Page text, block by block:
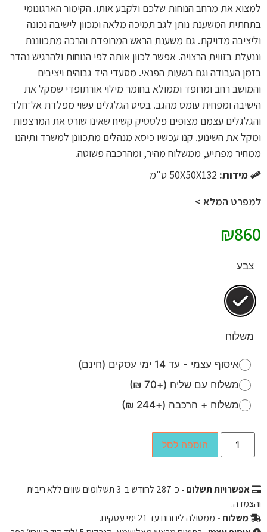
למצוא את מרחב הנוחות שלכם ולקבע אותו. הקימור הארגונומי
בתחתית המשענת נותן לגב תמיכה מלאה ומכוון לישיבה נכונה
וליציבה מדויקת. גם משענת הראש המרופדת והרכה מתכווננת
וננעלת בזווית הרצויה. אפשר לכוון אותה לפי הנוחות ולהרגיש נהדר
בזמן העבודה וגם בשעות הפנאי. מסעדי היד גבוהים ויציבים
והמושב רחב ומרופד וממולא בחומר מילוי אורתופדי שמקל את
הישיבה ומפחית עומס מהגב. בסיס הגלגלים עשוי מפלדת אל־חלד
והגלגלים עצמם מצופים פלסטיק קשיח שאינו שורט את המרצפות
ומקל את השינוע. קנו עכשיו כיסא מנהלים מתכוונן למשרד ותיהנו
ממחיר מפתיע, ממשלוח מהיר, ומהרכבה פשוטה.
מידות: 50X50X132 ס"מ
למפרט המלא >
₪860
צבע
משלוח
איסוף עצמי - עד 14 ימי עסקים (חינם)
משלוח עם שליח (+70 ₪)
משלוח + הרכבה (+244 ₪)
הוספה לסל
אפשרויות תשלום - כ-287
לחודש ב-3 תשלומים שווים ללא ריבית
והצמדה.
משלוח - ממטולה לירוחם עד 21 ימי עסקים.